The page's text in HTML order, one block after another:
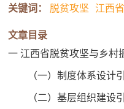
关键词： 脱贫攻坚 江西省
文章目录
一 江西省脱贫攻坚与乡村
（一）制度体系设计引
（二）基层组织建设引